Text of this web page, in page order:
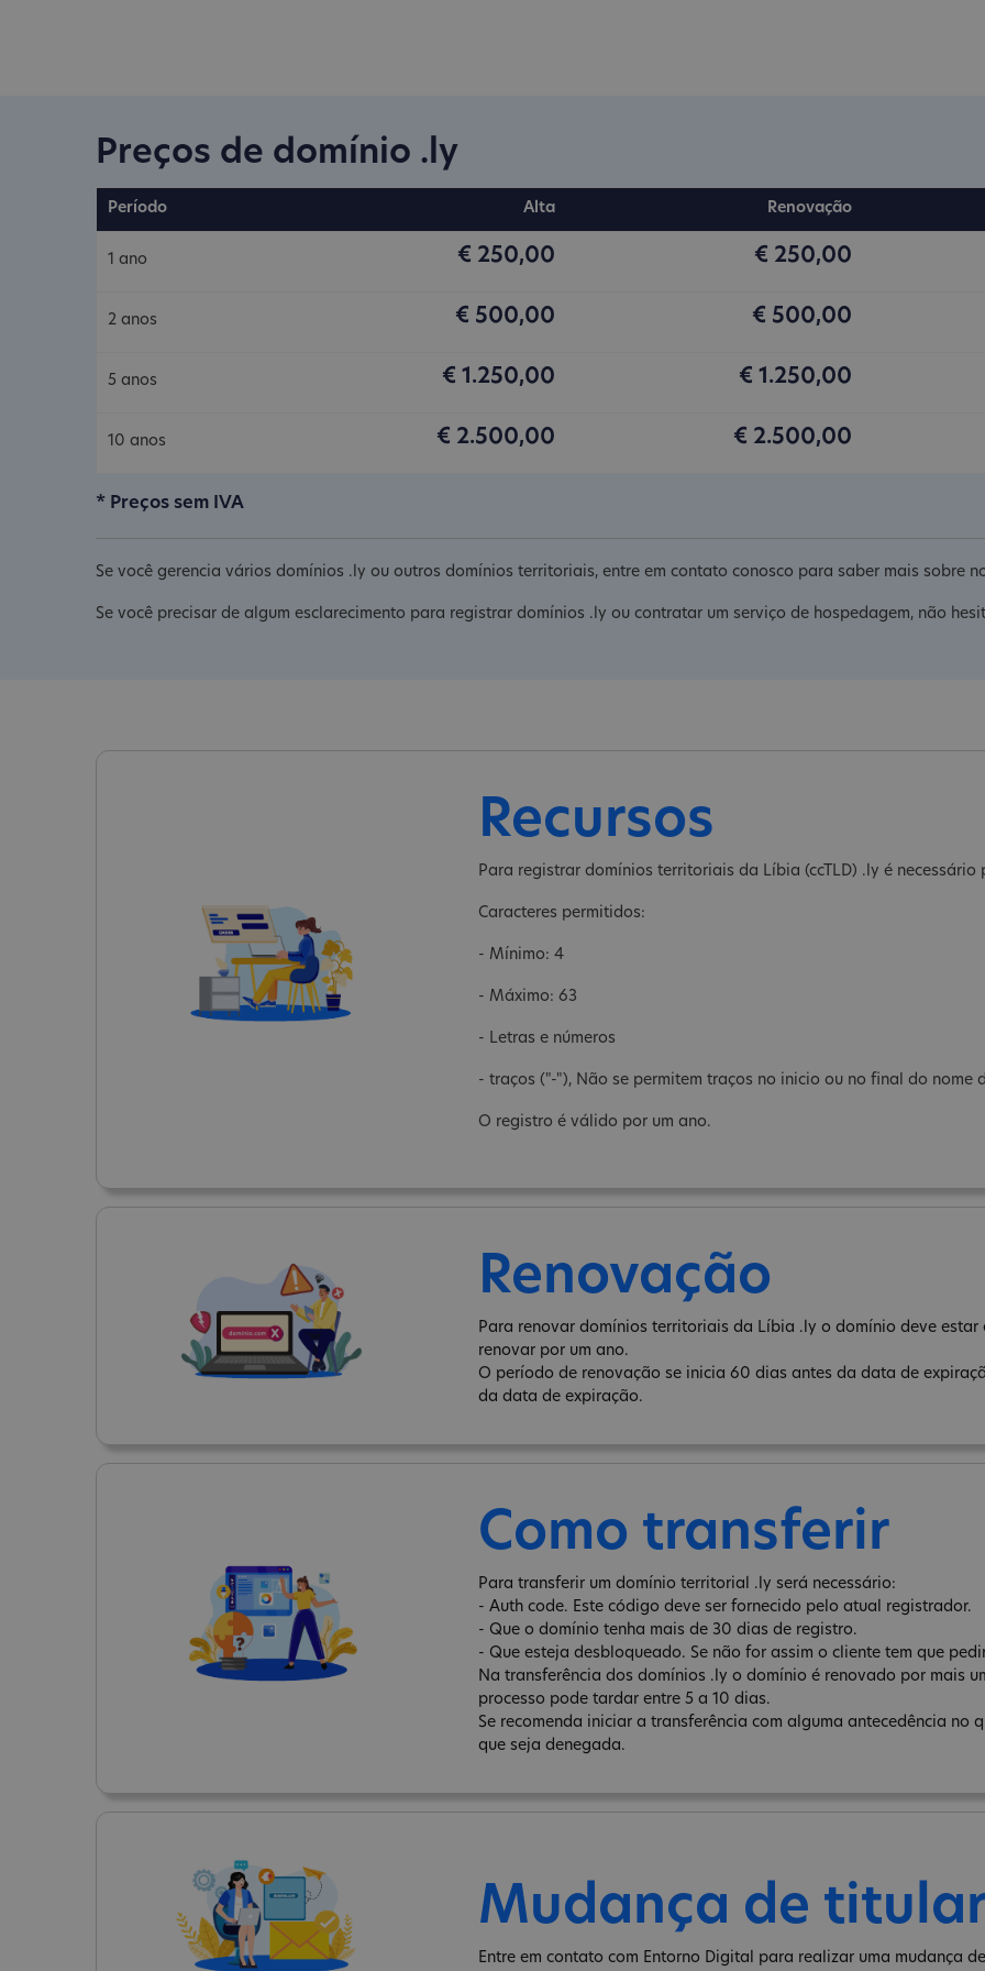
Preços de domínio .ly
Período Alta Renovação
1 ano € 250,00 € 250,00
2 anos € 500,00 € 500,00
5 anos € 1.250,00 € 1.250,00
10 anos € 2.500,00 € 2.500,00
* Preços sem IVA
Se você gerencia vários domínios .ly ou outros domínios territoriais, entre em contato conosco para saber mais sobre
Se você precisar de algum esclarecimento para registrar domínios .ly ou contratar um serviço de hospedagem, não
Recursos
Para registrar domínios territoriais da Líbia (ccTLD) .ly é
Caracteres permitidos:
- Mínimo: 4
- Máximo: 63
- Letras e números
- traços ("-"), Não se permitem traços no inicio ou no final do nome
O registro é válido por um ano.
Renovação
Para renovar domínios territoriais da Líbia .ly o domínio deve
renovar por um ano.
O período de renovação se inicia 60 dias antes da data de
da data de expiração.
Como transferir
Para transferir um domínio territorial .ly será necessário:
- Auth code. Este código deve ser fornecido pelo atual registrador.
- Que o domínio tenha mais de 30 dias de registro.
- Que esteja desbloqueado. Se não for assim o cliente tem que
Na transferência dos domínios .ly o domínio é renovado por mais
processo pode tardar entre 5 a 10 dias.
Se recomenda iniciar a transferência com alguma antecedência no
que seja denegada.
Mudança de
Entre em contato com Entorno Digital para realizar uma mudança